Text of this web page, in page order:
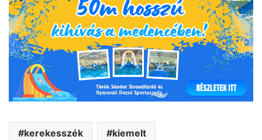
kerekesszék kiemelt